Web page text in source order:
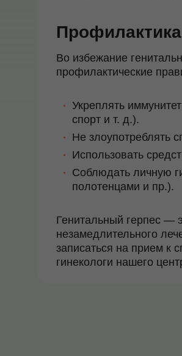
Во избежание
профилактические
Укреплять
спорт и т. д.).
Не злоупотреблять
Использовать
Соблюдать личную
полотенцами и пр.).
Генитальный герпес —
незамедлительного
записаться на прием к
гинекологи нашего